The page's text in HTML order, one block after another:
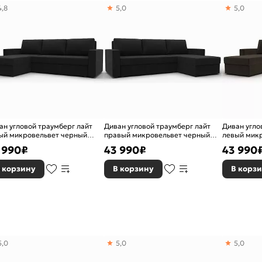
угловой траумберг лайт
микровельвет черный
₽
корзину
Диван угловой траумберг лайт
правый микровельвет черный
5,0
43 990₽
В корзину
Диван
левый
5,0
43 990
В
5,0 5,0